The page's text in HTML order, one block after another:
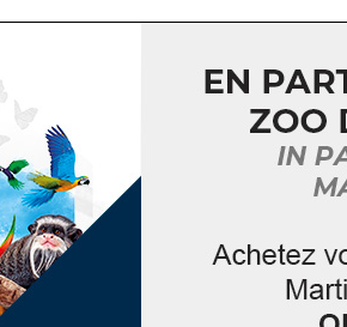
DE LA CARAÏBE
Martinique
d’Opéra d’Afrique et des CaraïbesCe
africaine et d’établir des échanges